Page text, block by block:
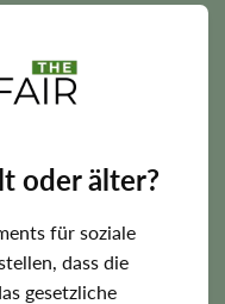
oder älter?
für soziale
dass die
gesetzliche